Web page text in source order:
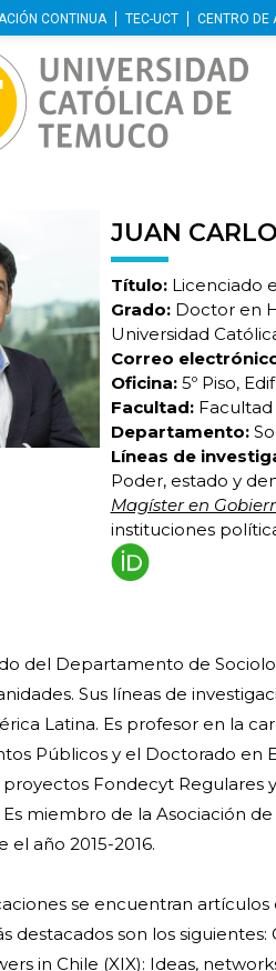
CONTINUA TEC-UCT CENTRO DE
JUAN
Título:Licenciado
Grado:Doctor en
Universidad
Correo
Oficina:5º Piso,
Facultad:Facultad
Departamento:
Líneas de
Poder, estado y
Magíster en
instituciones
del Departamento de
Sus líneas de
Latina. Es profesor en la
Públicos y el Doctorado en
Fondecyt Regulares
miembro de la Asociación
el año 2015-2016.
se encuentran
destacados son los
in Chile (XIX): Ideas,